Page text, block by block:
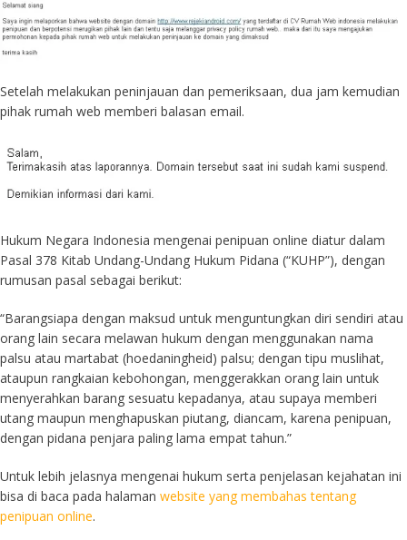
Setelah melakukan peninjauan dan pemeriksaan, dua jam kemudian
pihak rumah web memberi balasan email.
Hukum Negara Indonesia mengenai penipuan online diatur dalam
Pasal 378 Kitab Undang-Undang Hukum Pidana (“KUHP”), dengan
rumusan pasal sebagai berikut:
“Barangsiapa dengan maksud untuk menguntungkan diri sendiri atau
orang lain secara melawan hukum dengan menggunakan nama
palsu atau martabat (hoedaningheid) palsu; dengan tipu muslihat,
ataupun rangkaian kebohongan, menggerakkan orang lain untuk
menyerahkan barang sesuatu kepadanya, atau supaya memberi
utang maupun menghapuskan piutang, diancam, karena penipuan,
dengan pidana penjara paling lama empat tahun.”
Untuk lebih jelasnya mengenai hukum serta penjelasan kejahatan ini
bisa di baca pada halaman website yang membahas tentang
penipuan online.